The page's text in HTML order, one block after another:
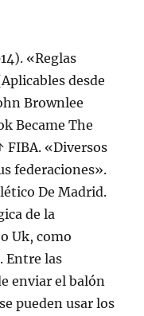
«Reglas
desde
Brownlee
Became The
FIBA. «Diversos
federaciones».
De Madrid.
de la
Uk, como
Entre las
enviar el balón
pueden usar los